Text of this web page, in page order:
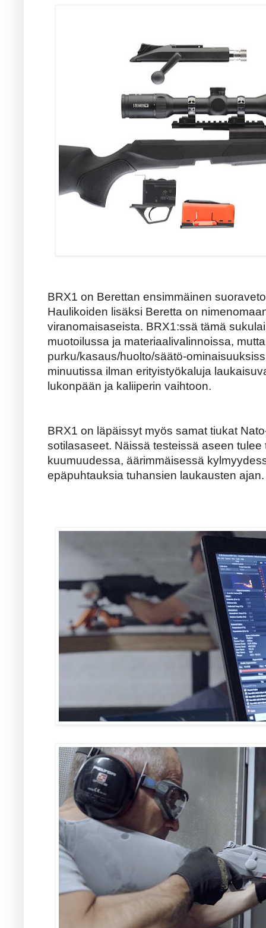
BRX1 on Berettan ensimmäinen
Haulikoiden lisäksi Beretta on
viranomaisaseista. BRX1:ssä tämä
muotoilussa ja materiaalivalinnoissa,
purku/kasaus/huolto/säätö-
minuutissa ilman erityistyökaluja
lukonpään ja kaliiperin vaihtoon.
BRX1 on läpäissyt myös samat tiukat
sotilasaseet. Näissä testeissä aseen
kuumuudessa, äärimmäisessä
epäpuhtauksia tuhansien laukausten